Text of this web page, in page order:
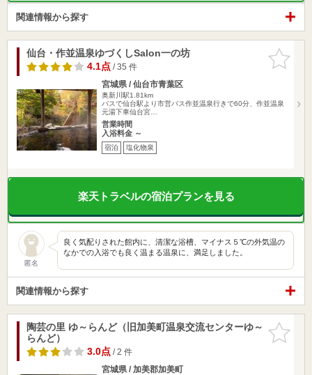
関連情報から探す
お気に入
りに追加
仙台・作並温泉ゆづくしSalon一の坊
4.1点/ 35 件
宮城県 / 仙台市青葉区
奥新川駅1.81km
バスで仙台駅より市営バス作並温泉行きで60分、作並温泉
元湯下車仙台宮…
営業時間
入浴料金 ～
宿泊 塩化物泉
楽天トラベルの宿泊プランを見る
匿名
良く気配りされた館内に、清潔な浴槽、マイナス５℃の外気温の
なかでの入浴でも良く温まる温泉に、満足しました。
関連情報から探す
お気に入
りに追加
陶芸の里 ゆ～らんど（旧加美町温泉交流センターゆ～
らんど）
3.0点/ 2 件
宮城県 / 加美郡加美町